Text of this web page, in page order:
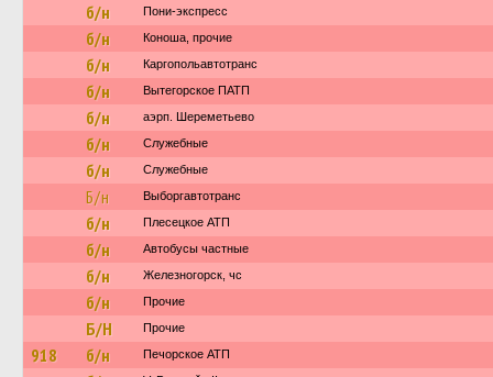
б/н Пони-экспресс
б/н Коноша, прочие
б/н Каргопольавтотранс
б/н Вытегорское ПАТП
б/н аэрп. Шереметьево
б/н Служебные
б/н Служебные
Б/н Выборгавтотранс
б/н Плесецкое АТП
б/н Автобусы частные
б/н Железногорск, чс
б/н Прочие
Б/Н Прочие
918 б/н Печорское АТП